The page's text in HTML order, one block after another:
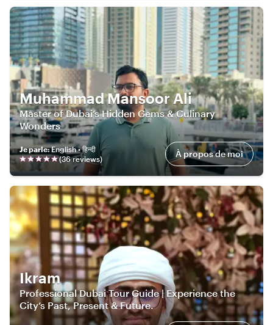
Muhammad Mansoor Ali
Master of Dubai’s Hidden Gems & Culinary
Wonders
Je parle:English • हिन्दी
(36reviews) À propos de moi
Ikram
Professional Dubai Tour Guide | Experience the
City’s Past, Present & Future.